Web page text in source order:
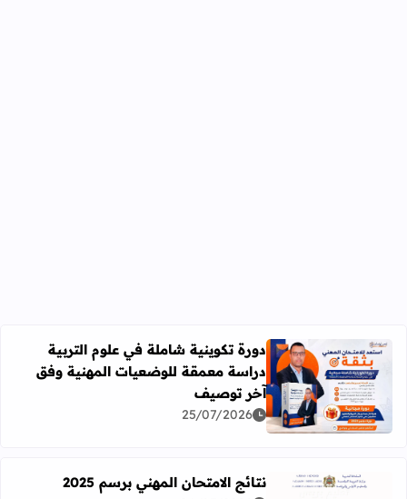
اقرأ المزيد عن دورة تكوينية شاملة في علوم التربية
دورة تكوينية شاملة في علوم التربية
دراسة معمقة للوضعيات المهنية وفق
آخر توصيف
25/07/2026
نتائج الامتحان المهني برسم 2025